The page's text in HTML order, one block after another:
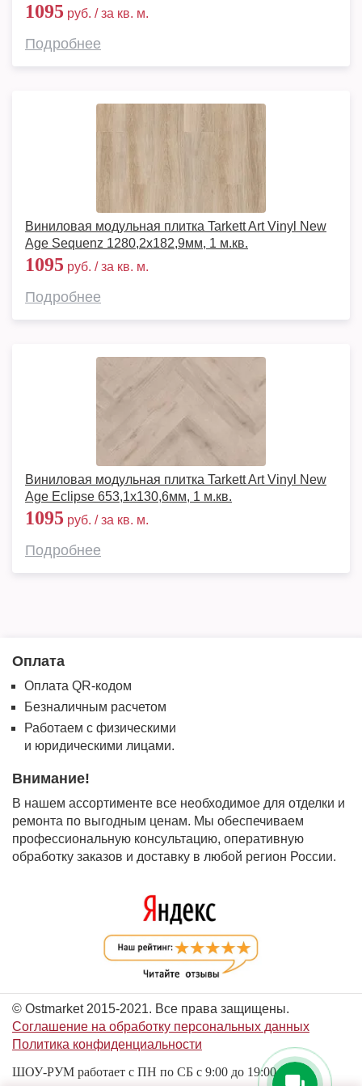
1095 руб. / за кв. м.
Подробнее
Виниловая модульная плитка Tarkett Art Vinyl New
Age Sequenz 1280,2х182,9мм, 1 м.кв.
1095 руб. / за кв. м.
Подробнее
Виниловая модульная плитка Tarkett Art Vinyl New
Age Eclipse 653,1х130,6мм, 1 м.кв.
1095 руб. / за кв. м.
Подробнее
Оплата
Оплата QR-кодом
Безналичным расчетом
Работаем с физическими
и юридическими лицами.
Внимание!
В нашем ассортименте все необходимое для отделки и
ремонта по выгодным ценам. Мы обеспечиваем
профессиональную консультацию, оперативную
обработку заказов и доставку в любой регион России.
© Ostmarket 2015-2021. Все права защищены.
Соглашение на обработку персональных данных
Политика конфиденциальности
ШОУ-РУМ работает с ПН по СБ с 9:00 до 19:00